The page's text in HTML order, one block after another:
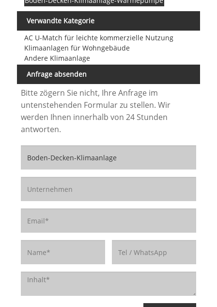
Verwandte Kategorie
AC U-Match für leichte kommerzielle Nutzung
Klimaanlagen für Wohngebäude
Andere Klimaanlage
Anfrage absenden
Bitte zögern Sie nicht, Ihre Anfrage im
untenstehenden Formular zu stellen. Wir
werden Ihnen innerhalb von 24 Stunden
antworten.